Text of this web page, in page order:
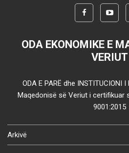
ODA EKONOMIKE E
VERIUT
ODA E PARË dhe INSTITUCIONI
Maqedonisë së Veriut i certifikuar
9001:2015
Arkivë